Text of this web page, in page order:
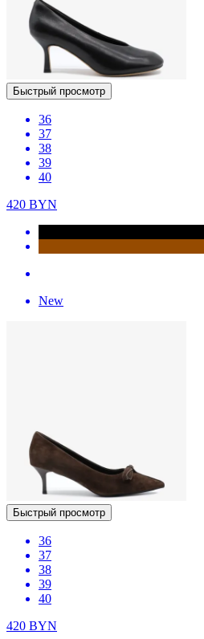
Быстрый просмотр
36
37
38
39
40
420 BYN
New
Быстрый просмотр
36
37
38
39
40
420 BYN